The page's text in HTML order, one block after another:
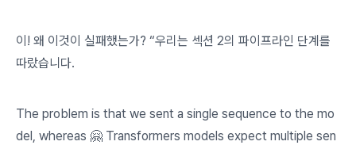
이! 왜 이것이 실패했는가? “우리는 섹션 2의 파이프라인 단계를
따랐습니다.
The problem is that we sent a single sequence to the mo
del, whereas 🤗 Transformers models expect multiple sen